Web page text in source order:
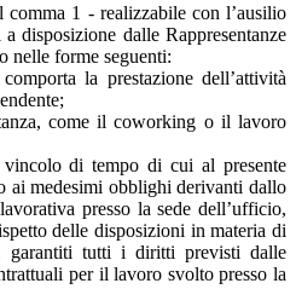
1 - realizzabile con l’ausilio
disposizione dalle Rappresentanze
nelle forme seguenti:
la prestazione dell’attività
come il coworking o il lavoro
di tempo di cui al presente
ai medesimi obblighi derivanti dallo
presso la sede dell’ufficio,
delle disposizioni in materia di
garantiti tutti i diritti previsti dalle
per il lavoro svolto presso la